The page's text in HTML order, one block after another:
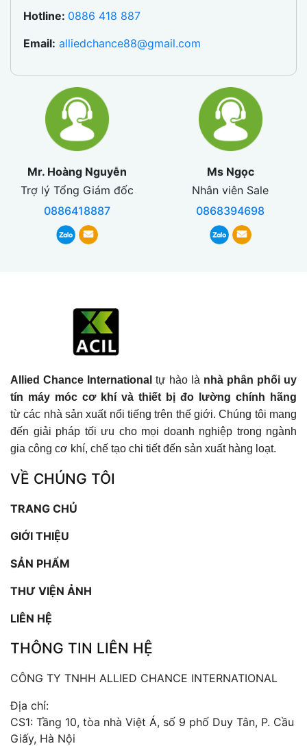
Hotline: 0886 418 887
Email: alliedchance88@gmail.com
Mr. Hoàng Nguyễn
Trợ lý Tổng Giám đốc
0886418887
Ms Ngọc
Nhân viên Sale
0868394698
Allied Chance International tự hào là nhà phân phối uy
tín máy móc cơ khí và thiết bị đo lường chính hãng
từ các nhà sản xuất nổi tiếng trên thế giới. Chúng tôi mang
đến giải pháp tối ưu cho mọi doanh nghiệp trong ngành
gia công cơ khí, chế tạo chi tiết đến sản xuất hàng loạt.
VỀ CHÚNG TÔI
TRANG CHỦ
GIỚI THIỆU
SẢN PHẨM
THƯ VIỆN ẢNH
LIÊN HỆ
THÔNG TIN LIÊN HỆ
CÔNG TY TNHH ALLIED CHANCE INTERNATIONAL
Địa chỉ:
CS1: Tầng 10, tòa nhà Việt Á, số 9 phố Duy Tân, P. Cầu
Giấy, Hà Nội